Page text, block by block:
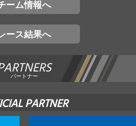
ーム情報へ
ース結果へ
パートナー
PARTNER